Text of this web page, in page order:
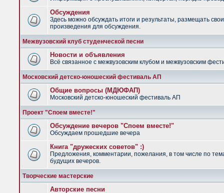
Обсуждения
Здесь можно обсуждать итоги и результаты, размещать
произведения для обсуждения.
Межвузовский клуб студенческой песни
Новости и объявления
Всё связанное с межвузовским клубом и межвузовским
Московский детско-юношеский фестиваль АП
Общие вопросы (МДЮФАП)
Московский детско-юношеский фестиваль АП
Проект "Споем вместе!"
Обсуждение вечеров "Споем вместе!"
Обсуждаем прошедшие вечера
Книга "дружеских советов" :)
Предложения, комментарии, пожелания, в том числе по
будущих вечеров.
Творческие мастерские
Авторские песни